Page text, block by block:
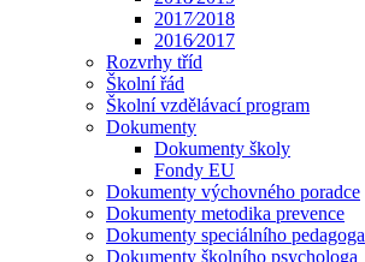
2017⁄2018
2016⁄2017
Rozvrhy tříd
Školní řád
Školní vzdělávací program
Dokumenty
Dokumenty školy
Fondy EU
Dokumenty výchovného poradce
Dokumenty metodika prevence
Dokumenty speciálního pedagoga
Dokumenty školního psychologa